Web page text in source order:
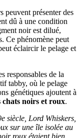
peuvent présenter des
dû à une condition
noir est dilué,
Ce phénomène peut
éclaircir le pelage et
responsables de la
tabby, où le pelage
génétiques ajoutent à
chats noirs et roux.
siècle, Lord Whiskers,
sur une île isolée au
roux étaient bien